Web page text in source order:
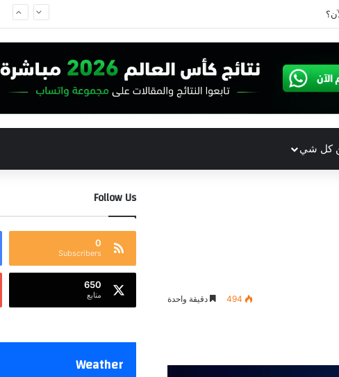
كل شي
494 دقيقة واحدة
Follow Us
0
Subscribers
650
متابع
Weather